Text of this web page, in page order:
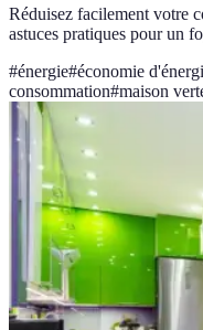
Réduisez facilement votre
astuces pratiques pour un
#énergie#économie
consommation#maison